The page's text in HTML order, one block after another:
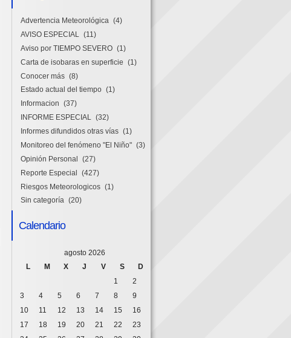
Advertencia Meteorológica (4)
AVISO ESPECIAL (11)
Aviso por TIEMPO SEVERO (1)
Carta de isobaras en superficie (1)
Conocer más (8)
Estado actual del tiempo (1)
Informacion (37)
INFORME ESPECIAL (32)
Informes difundidos otras vías (1)
Monitoreo del fenómeno "El Niño" (3)
Opinión Personal (27)
Reporte Especial (427)
Riesgos Meteorologicos (1)
Sin categoría (20)
Calendario
agosto 2026
L
M X J V S
D
1
2
3
4 5 6 7 8
9
10
11 12 13 14 15
16
17
18 19 20 21 22
23